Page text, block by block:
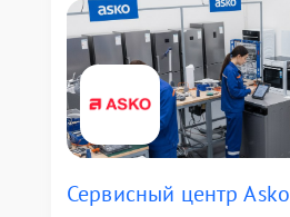
Сервисный центр Asko